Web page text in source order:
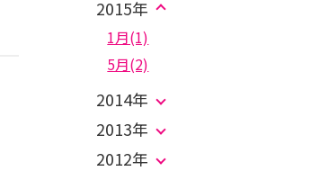
2015年
1月(1)
5月(2)
2014年
2013年
2012年